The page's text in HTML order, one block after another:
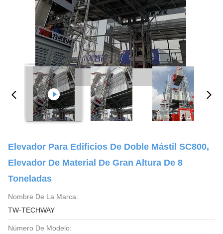
Elevador Para Edificios De Doble Mástil SC800,
Elevador De Material De Gran Altura De 8
Toneladas
Nombre De La Marca:
TW-TECHWAY
Número De Modelo: